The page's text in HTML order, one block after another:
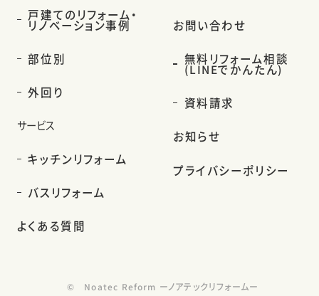
戸建てのリフォーム・
リノベーション事例
部位別
外回り
サービス
キッチンリフォーム
バスリフォーム
よくある質問
お問い合わせ
無料リフォーム相談
(LINEでかんたん)
資料請求
お知らせ
プライバシーポリシー
© Noatec Reform ーノアテックリフォームー